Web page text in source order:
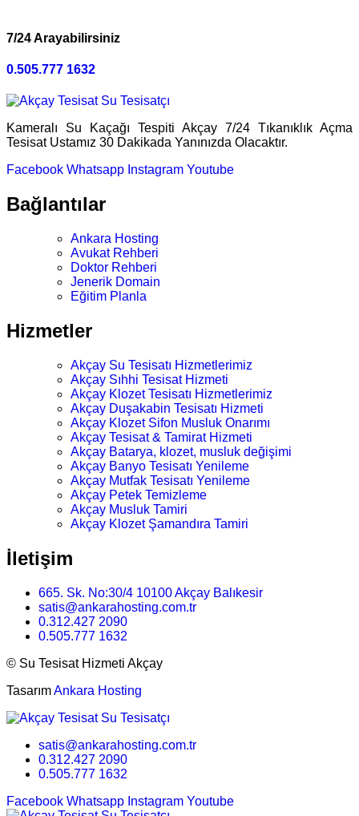
7/24 Arayabilirsiniz
0.505.777 1632
Kameralı Su Kaçağı Tespiti Akçay 7/24 Tıkanıklık Açma
Tesisat Ustamız 30 Dakikada Yanınızda Olacaktır.
Facebook Whatsapp Instagram Youtube
Bağlantılar
Ankara Hosting
Avukat Rehberi
Doktor Rehberi
Jenerik Domain
Eğitim Planla
Hizmetler
Akçay Su Tesisatı Hizmetlerimiz
Akçay Sıhhi Tesisat Hizmeti
Akçay Klozet Tesisatı Hizmetlerimiz
Akçay Duşakabin Tesisatı Hizmeti
Akçay Klozet Sifon Musluk Onarımı
Akçay Tesisat & Tamirat Hizmeti
Akçay Batarya, klozet, musluk değişimi
Akçay Banyo Tesisatı Yenileme
Akçay Mutfak Tesisatı Yenileme
Akçay Petek Temizleme
Akçay Musluk Tamiri
Akçay Klozet Şamandıra Tamiri
İletişim
665. Sk. No:30/4 10100 Akçay Balıkesir
satis@ankarahosting.com.tr
0.312.427 2090
0.505.777 1632
© Su Tesisat Hizmeti Akçay
TasarımAnkara Hosting
satis@ankarahosting.com.tr
0.312.427 2090
0.505.777 1632
Facebook Whatsapp Instagram Youtube